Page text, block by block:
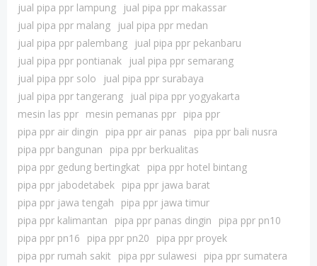
jual pipa ppr lampung
jual pipa ppr makassar
jual pipa ppr malang
jual pipa ppr medan
jual pipa ppr palembang
jual pipa ppr pekanbaru
jual pipa ppr pontianak
jual pipa ppr semarang
jual pipa ppr solo
jual pipa ppr surabaya
jual pipa ppr tangerang
jual pipa ppr yogyakarta
mesin las ppr mesin pemanas ppr pipa ppr
pipa ppr air dingin
pipa ppr air panas
pipa ppr bali nusra
pipa ppr bangunan
pipa ppr berkualitas
pipa ppr gedung bertingkat
pipa ppr hotel bintang
pipa ppr jabodetabek pipa ppr jawa barat
pipa ppr jawa tengah
pipa ppr jawa timur
pipa ppr kalimantan
pipa ppr panas dingin
pipa ppr pn10
pipa ppr pn16
pipa ppr pn20
pipa ppr proyek
pipa ppr rumah sakit
pipa ppr sulawesi
pipa ppr sumatera